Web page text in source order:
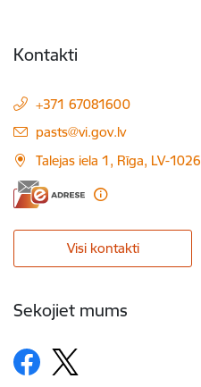
Kontakti
+371 67081600
E-pasts:
pasts@vi.gov.lv
Talejas iela 1, Rīga, LV-1026
Visi kontakti
Sekojiet mums